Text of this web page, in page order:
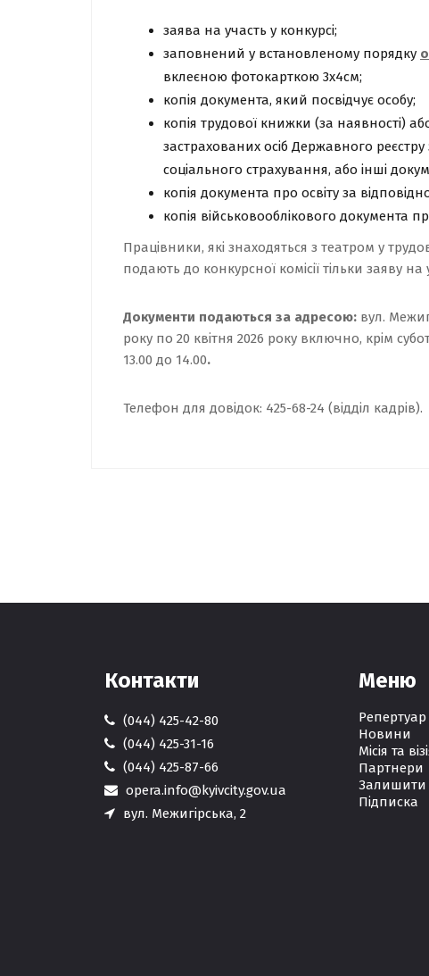
заява на участь у конкурсі;
заповнений у встановленому порядку
вклеєною фотокарткою 3х4см;
копія документа, який посвідчує особу;
копія трудової книжки (за наявності)
застрахованих осіб Державного
соціального страхування, або інші
копія документа про освіту за
копія військовооблікового документа
Працівники, які знаходяться з театром у
подають до конкурсної комісії тільки заяву на
Документи подаються за адресою: вул.
року по 20 квітня 2026 року включно, крім
13.00 до 14.00.
Телефон для довідок: 425-68-24 (відділ кадрів).
Контакти
(044) 425-42-80
(044) 425-31-16
(044) 425-87-66
opera.info@kyivcity.gov.ua
вул. Межигірська, 2
Меню
Репертуар
Новини
Місія та
Партнери
Залишити
Підписка